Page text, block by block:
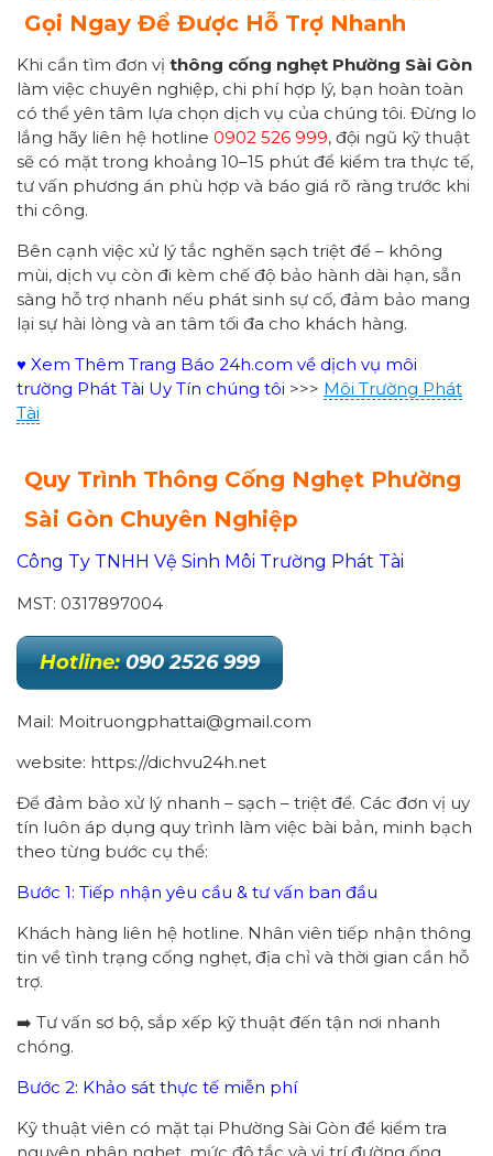
Gọi Ngay Để Được Hỗ Trợ Nhanh
Khi cần tìm đơn vị thông cống nghẹt Phường Sài Gòn
làm việc chuyên nghiệp, chi phí hợp lý, bạn hoàn toàn
có thể yên tâm lựa chọn dịch vụ của chúng tôi. Đừng lo
lắng hãy liên hệ hotline 0902 526 999, đội ngũ kỹ thuật
sẽ có mặt trong khoảng 10–15 phút để kiểm tra thực tế,
tư vấn phương án phù hợp và báo giá rõ ràng trước khi
thi công.
Bên cạnh việc xử lý tắc nghẽn sạch triệt để – không
mùi, dịch vụ còn đi kèm chế độ bảo hành dài hạn, sẵn
sàng hỗ trợ nhanh nếu phát sinh sự cố, đảm bảo mang
lại sự hài lòng và an tâm tối đa cho khách hàng.
♥ Xem Thêm Trang Báo 24h.com về dịch vụ môi
trường Phát Tài Uy Tín chúng tôi >>> Môi Trường Phát
Tài
Quy Trình Thông Cống Nghẹt Phường
Sài Gòn Chuyên Nghiệp
Công Ty TNHH Vệ Sinh Môi Trường Phát Tài
MST: 0317897004
Hotline: 090 2526 999
Mail: Moitruongphattai@gmail.com
website: https://dichvu24h.net
Để đảm bảo xử lý nhanh – sạch – triệt để. Các đơn vị uy
tín luôn áp dụng quy trình làm việc bài bản, minh bạch
theo từng bước cụ thể:
Bước 1: Tiếp nhận yêu cầu & tư vấn ban đầu
Khách hàng liên hệ hotline. Nhân viên tiếp nhận thông
tin về tình trạng cống nghẹt, địa chỉ và thời gian cần hỗ
trợ.
➡️ Tư vấn sơ bộ, sắp xếp kỹ thuật đến tận nơi nhanh
chóng.
Bước 2: Khảo sát thực tế miễn phí
Kỹ thuật viên có mặt tại Phường Sài Gòn để kiểm tra
nguyên nhân nghẹt, mức độ tắc và vị trí đường ống.